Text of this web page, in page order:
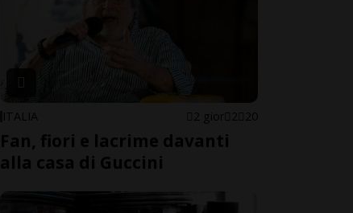
ITALIA 2 gior 2 20
Fan, fiori e lacrime davanti
alla casa di Guccini